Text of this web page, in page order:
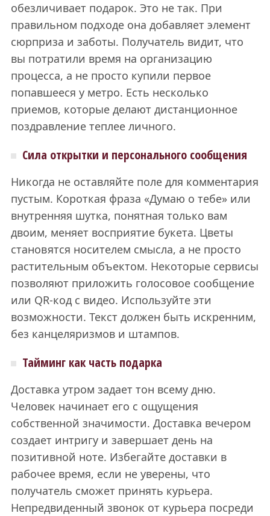
обезличивает подарок. Это не так. При
правильном подходе она добавляет элемент
сюрприза и заботы. Получатель видит, что
вы потратили время на организацию
процесса, а не просто купили первое
попавшееся у метро. Есть несколько
приемов, которые делают дистанционное
поздравление теплее личного.
Сила открытки и персонального сообщения
Никогда не оставляйте поле для комментария
пустым. Короткая фраза «Думаю о тебе» или
внутренняя шутка, понятная только вам
двоим, меняет восприятие букета. Цветы
становятся носителем смысла, а не просто
растительным объектом. Некоторые сервисы
позволяют приложить голосовое сообщение
или QR-код с видео. Используйте эти
возможности. Текст должен быть искренним,
без канцеляризмов и штампов.
Тайминг как часть подарка
Доставка утром задает тон всему дню.
Человек начинает его с ощущения
собственной значимости. Доставка вечером
создает интригу и завершает день на
позитивной ноте. Избегайте доставки в
рабочее время, если не уверены, что
получатель сможет принять курьера.
Непредвиденный звонок от курьера посреди